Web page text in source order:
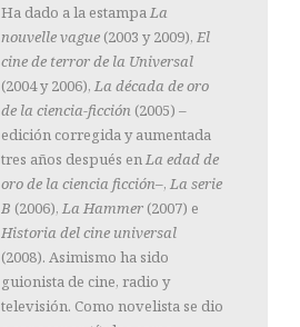
Ha dado a la estampaLa
nouvelle vague (2003 y 2009), El
cine de terror de la Universal
(2004 y 2006), La década de oro
de la ciencia-ficción (2005) –
edición corregida y aumentada
tres años después enLa edad de
oro de la ciencia ficción–, La serie
B (2006), La Hammer (2007) e
Historia del cine universal
(2008). Asimismo ha sido
guionista de cine, radio y
televisión. Como novelista se dio